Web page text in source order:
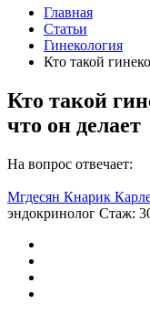
Главная
Статьи
Гинекология
Кто такой
Кто такой
что он делает
На вопрос отвечает:
Мгдесян Кнарик
эндокринолог Стаж: